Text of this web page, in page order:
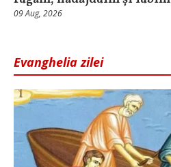
09 Aug, 2026
Evanghelia zilei